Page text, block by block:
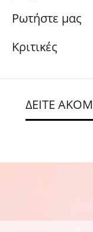
Ρωτήστε μας
Κριτικές
ΔΕΙΤΕ